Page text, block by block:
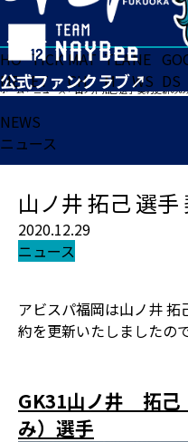
HO
ME
TICK
ET
MAT
CH
TEA
M
NE
WS DS
ホーム>ニュース>山ノ井 拓己 選手 契約更新の
NEWS
ニュース
山ノ井 拓己 選
2020.12.29
ニュース
アビスパ福岡は山ノ井
約を更新いたしましたの
GK31山ノ井 拓
み）選手